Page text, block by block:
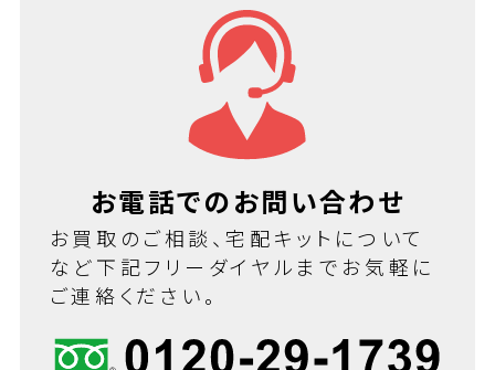
お電話でのお問い合わせ
お買取のご相談、宅配キットについて
など下記フリーダイヤルまでお気軽に
ご連絡ください。